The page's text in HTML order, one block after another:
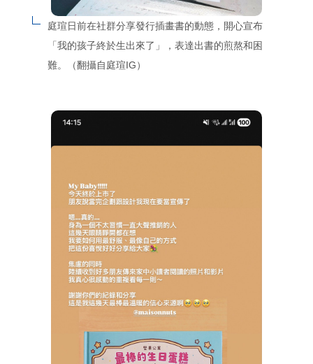
庭瑄日前在社群分享發行插畫書的動態，開心宣布
「我的孩子終於生出來了」，表達出書的煎熬和困
難。（翻攝自庭瑄IG）